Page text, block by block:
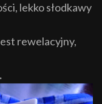
lekko słodkawy
rewelacyjny,